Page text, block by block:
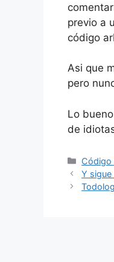
previo a
código
Asi que
pero
Lo
de
Código
Y sigue